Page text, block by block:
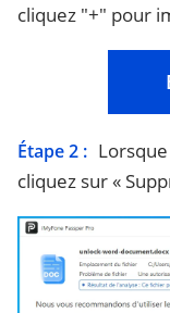
cliquez "+" pour
Étape 2 :
cliquez sur «